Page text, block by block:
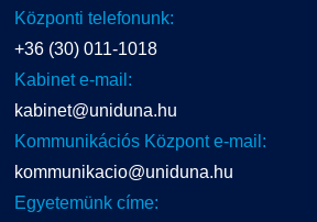
Központi telefonunk:
+36 (30) 011-1018
Kabinet e-mail:
kabinet@uniduna.hu
Kommunikációs Központ e-mail:
kommunikacio@uniduna.hu
Egyetemünk címe: